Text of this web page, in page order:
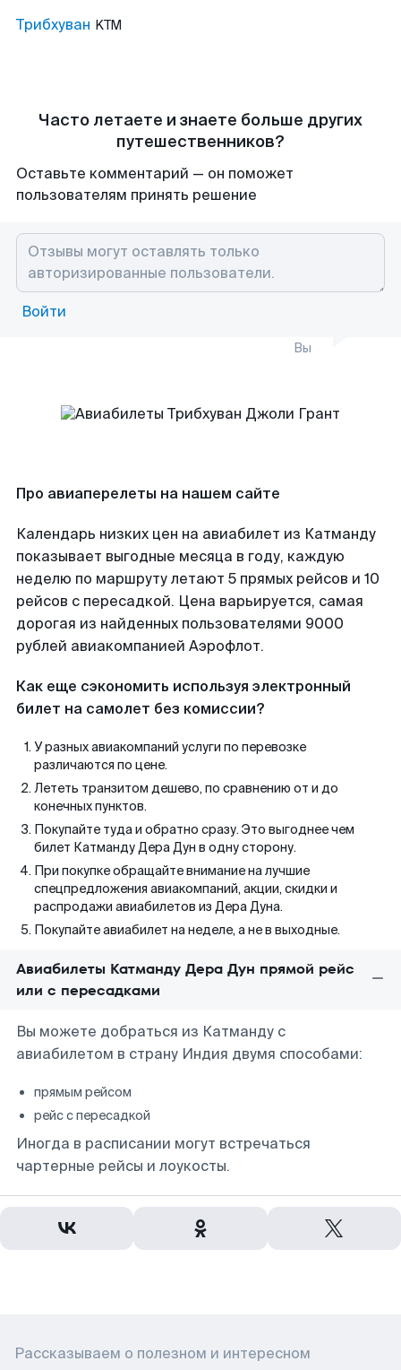
Трибхуван KTM
Часто летаете и знаете больше других
путешественников?
Оставьте комментарий — он поможет
пользователям принять решение
Войти
Вы
Про авиаперелеты на нашем сайте
Календарь низких цен на авиабилет из Катманду
показывает выгодные месяца в году, каждую
неделю по маршруту летают 5 прямых рейсов и 10
рейсов с пересадкой. Цена варьируется, самая
дорогая из найденных пользователями 9000
рублей авиакомпанией Аэрофлот.
Как еще сэкономить используя электронный
билет на самолет без комиссии?
У разных авиакомпаний услуги по перевозке
различаются по цене.
Лететь транзитом дешево, по сравнению от и до
конечных пунктов.
Покупайте туда и обратно сразу. Это выгоднее чем
билет Катманду Дера Дун в одну сторону.
При покупке обращайте внимание на лучшие
спецпредложения авиакомпаний, акции, скидки и
распродажи авиабилетов из Дера Дуна.
Покупайте авиабилет на неделе, а не в выходные.
Авиабилеты Катманду Дера Дун прямой рейс
или с пересадками
Вы можете добраться из Катманду с
авиабилетом в страну Индия двумя способами:
прямым рейсом
рейс с пересадкой
Иногда в расписании могут встречаться
чартерные рейсы и лоукосты.
Рассказываем о полезном и интересном